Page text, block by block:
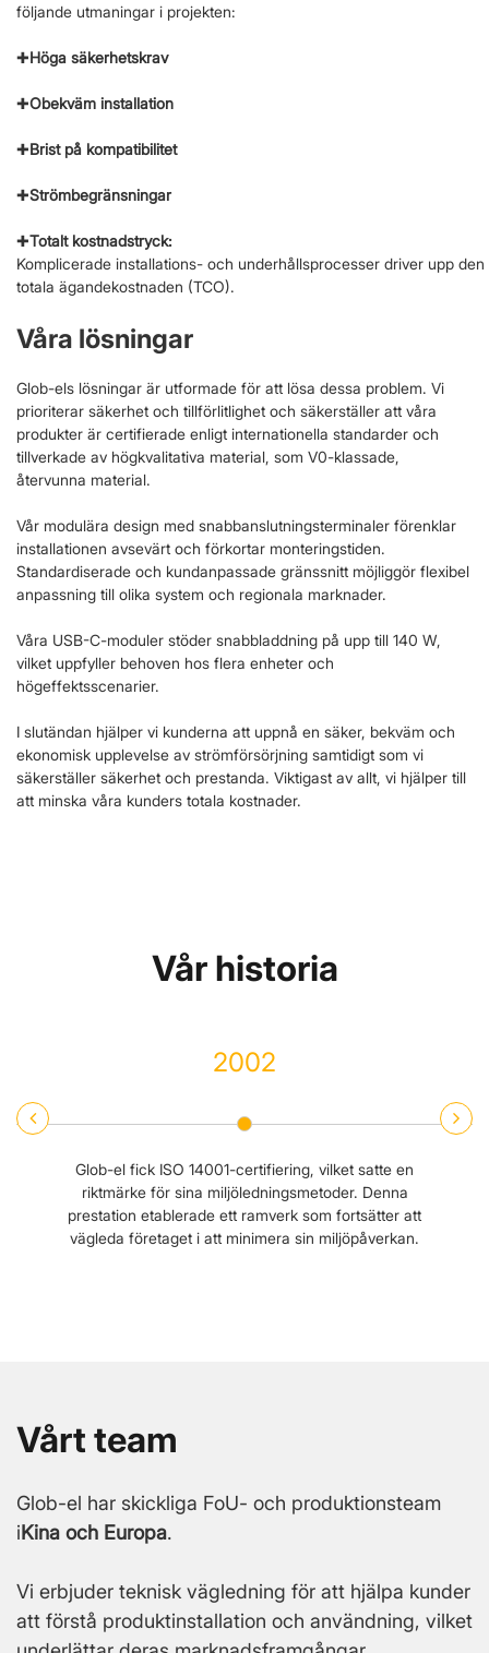
följande utmaningar i projekten:
✚Höga säkerhetskrav
✚Obekväm installation
✚Brist på kompatibilitet
✚Strömbegränsningar
✚Totalt kostnadstryck:
Komplicerade installations- och underhållsprocesser driver upp den
totala ägandekostnaden (TCO).
Våra lösningar
Glob-els lösningar är utformade för att lösa dessa problem. Vi
prioriterar säkerhet och tillförlitlighet och säkerställer att våra
produkter är certifierade enligt internationella standarder och
tillverkade av högkvalitativa material, som V0-klassade,
återvunna material.
Vår modulära design med snabbanslutningsterminaler förenklar
installationen avsevärt och förkortar monteringstiden.
Standardiserade och kundanpassade gränssnitt möjliggör flexibel
anpassning till olika system och regionala marknader.
Våra USB-C-moduler stöder snabbladdning på upp till 140 W,
vilket uppfyller behoven hos flera enheter och
högeffektsscenarier.
I slutändan hjälper vi kunderna att uppnå en säker, bekväm och
ekonomisk upplevelse av strömförsörjning samtidigt som vi
säkerställer säkerhet och prestanda. Viktigast av allt, vi hjälper till
att minska våra kunders totala kostnader.
Vår historia
2002
Glob-el fick ISO 14001-certifiering, vilket satte en
riktmärke för sina miljöledningsmetoder. Denna
prestation etablerade ett ramverk som fortsätter att
vägleda företaget i att minimera sin miljöpåverkan.
Vårt team
Glob-el har skickliga FoU- och produktionsteam
iKina och Europa.
Vi erbjuder teknisk vägledning för att hjälpa kunder
att förstå produktinstallation och användning, vilket